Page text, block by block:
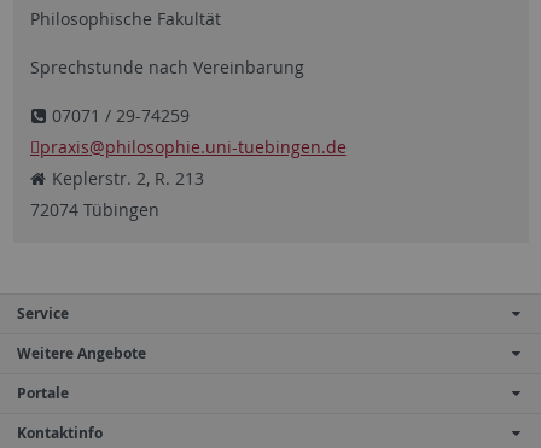
Philosophische Fakultät
Sprechstunde nach Vereinbarung
07071 / 29-74259
praxis@philosophie.uni-tuebingen.de
Keplerstr. 2, R. 213
72074 Tübingen
Service
Weitere Angebote
Portale
Kontaktinfo